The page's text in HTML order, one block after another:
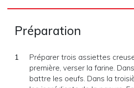
Préparation
Préparer trois assiettes
première, verser la farine.
battre les oeufs. Dans la